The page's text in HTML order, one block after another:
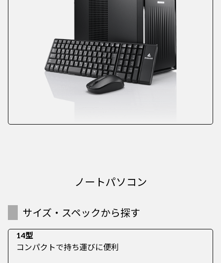
ノートパソコン
サイズ・スペックから探す
14型
コンパクトで持ち運びに便利